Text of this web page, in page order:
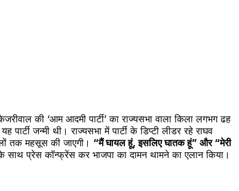
की ‘आम आदमी पार्टी’ का राज्यसभा वाला किला लगभग ढह
जन्मी थी। राज्यसभा में पार्टी के डिप्टी लीडर रहे राघव
तक महसूस की जाएगी। “मैं घायल हूं, इसलिए घातक हूं” और “मेरी
प्रेस कॉन्फ्रेंस कर भाजपा का दामन थामने का एलान किया।